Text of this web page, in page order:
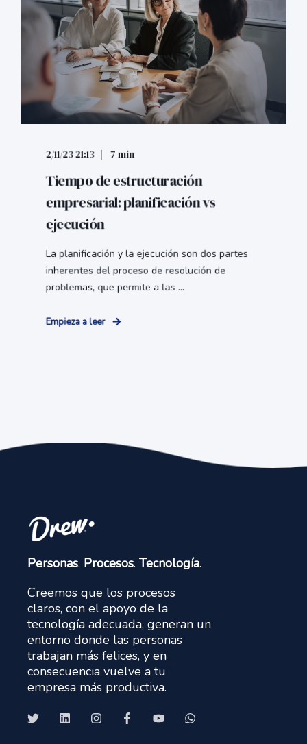
2/11/23 21:13 7 min
Tiempo de estructuración
empresarial: planificación vs
ejecución
La planificación y la ejecución son dos partes
inherentes del proceso de resolución de
problemas, que permite a las ...
Empieza a leer
Personas. Procesos. Tecnología.
Creemos que los procesos
claros, con el apoyo de la
tecnología adecuada, generan un
entorno donde las personas
trabajan más felices, y en
consecuencia vuelve a tu
empresa más productiva.